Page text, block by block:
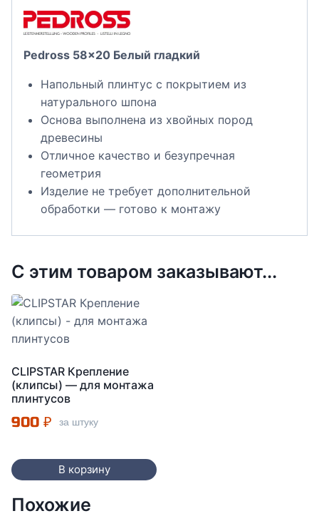
Pedross 58×20 Белый гладкий
Напольный плинтус с покрытием из
натурального шпона
Основа выполнена из хвойных пород
древесины
Отличное качество и безупречная
геометрия
Изделие не требует дополнительной
обработки — готово к монтажу
С этим товаром заказывают...
CLIPSTAR Крепление
(клипсы) — для монтажа
плинтусов
900 ₽ за штуку
В корзину
Похожие